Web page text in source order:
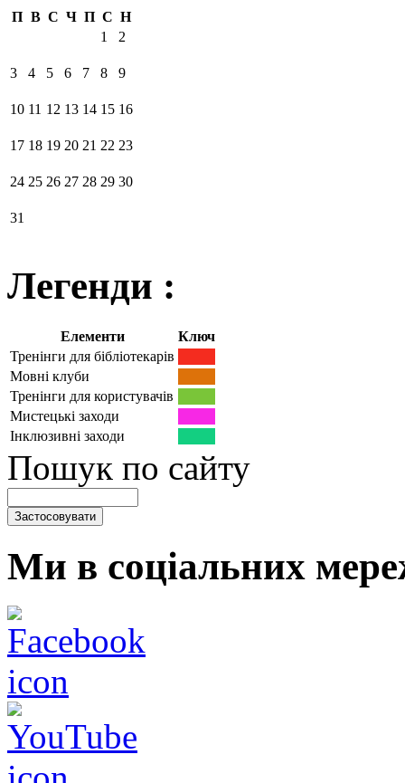
П В С Ч П С Н
1
2
3 4 5 6 7 8 9
10 11 12 13 14 15 16
17 18 19 20 21 22 23
24 25 26 27 28 29 30
31
Легенди :
Елементи
Ключ
Тренінги для бібліотекарів
Мовні клуби
Тренінги для користувачів
Мистецькі заходи
Інклюзивні заходи
Пошук по сайту
Ми в соціальних